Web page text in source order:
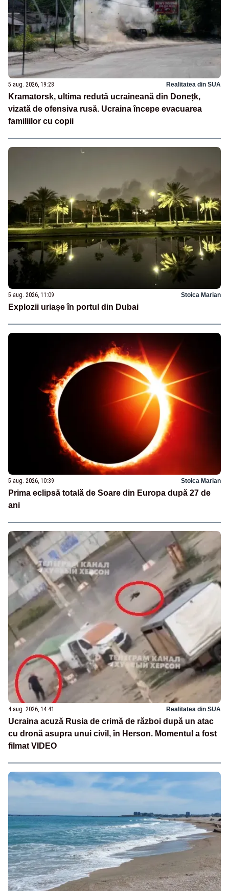
5 aug. 2026, 19:28 Realitatea din SUA
Kramatorsk, ultima redută ucraineană din Donețk,
vizată de ofensiva rusă. Ucraina începe evacuarea
familiilor cu copii
5 aug. 2026, 11:09 Stoica Marian
Explozii uriașe în portul din Dubai
5 aug. 2026, 10:39 Stoica Marian
Prima eclipsă totală de Soare din Europa după 27 de
ani
4 aug. 2026, 14:41 Realitatea din SUA
Ucraina acuză Rusia de crimă de război după un atac
cu dronă asupra unui civil, în Herson. Momentul a fost
filmat VIDEO